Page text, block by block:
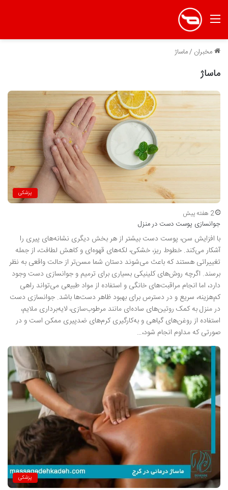
منو
مخبران /ماساژ
ماساژ
پزشکی
2 هفته پیش
جوانسازی پوست دست در منزل
با افزایش سن، پوست دست بیشتر از هر بخش دیگری نشانه‌های پیری را
آشکار می‌کند. خطوط ریز، خشکی، لکه‌های قهوه‌ای و کاهش لطافت، از جمله
تغییراتی هستند که باعث می‌شوند دستان شما مسن‌تر از حالت واقعی به نظر
برسند. اگرچه روش‌های کلینیکی بسیاری برای ترمیم و جوانسازی دست وجود
دارد، اما انجام مراقبت‌های خانگی و استفاده از مواد طبیعی می‌تواند راهی
کم‌هزینه، سریع و در دسترس برای بهبود ظاهر دست‌ها باشد. جوانسازی دست
در منزل به کمک روتین‌های ساده‌ای مانند مرطوب‌سازی، لایه‌برداری ملایم،
استفاده از روغن‌های گیاهی و به‌کارگیری کرم‌های ضدپیری ممکن است و در
صورتی که مداوم انجام شود،…
پزشکی